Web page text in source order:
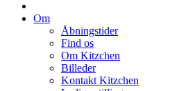
Om
Åbningstider
Find os
Om Kitzchen
Billeder
Kontakt Kitzchen